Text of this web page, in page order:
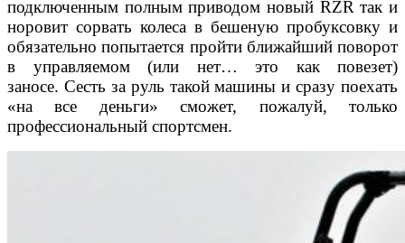
подключенным полным приводом новый RZR так и
норовит сорвать колеса в бешеную пробуксовку и
обязательно попытается пройти ближайший поворот
в управляемом (или нет… это как повезет)
заносе. Сесть за руль такой машины и сразу поехать
«на все деньги» сможет, пожалуй, только
профессиональный спортсмен.